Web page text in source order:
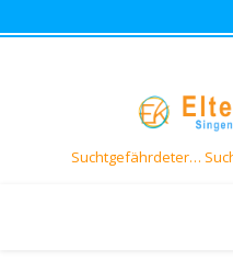
Suchtgefährdeter…